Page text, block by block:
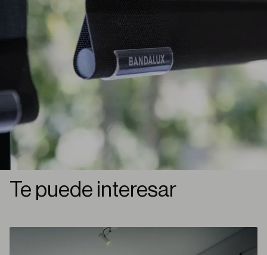
Te puede interesar